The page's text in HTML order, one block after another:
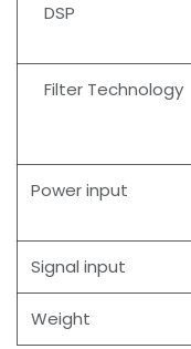
DSP
Filter Technology
Power input
Signal input
Weight